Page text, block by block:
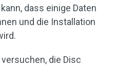
dass einige Daten
und die Installation
die Disc